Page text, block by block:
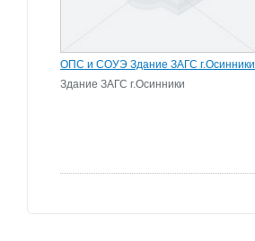
ОПС и СОУЭ Здание ЗАГС г.Осинники
Здание ЗАГС г.Осинники